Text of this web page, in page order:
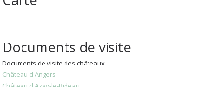
Documents de visite
Documents de visite des châteaux
Château d'Angers